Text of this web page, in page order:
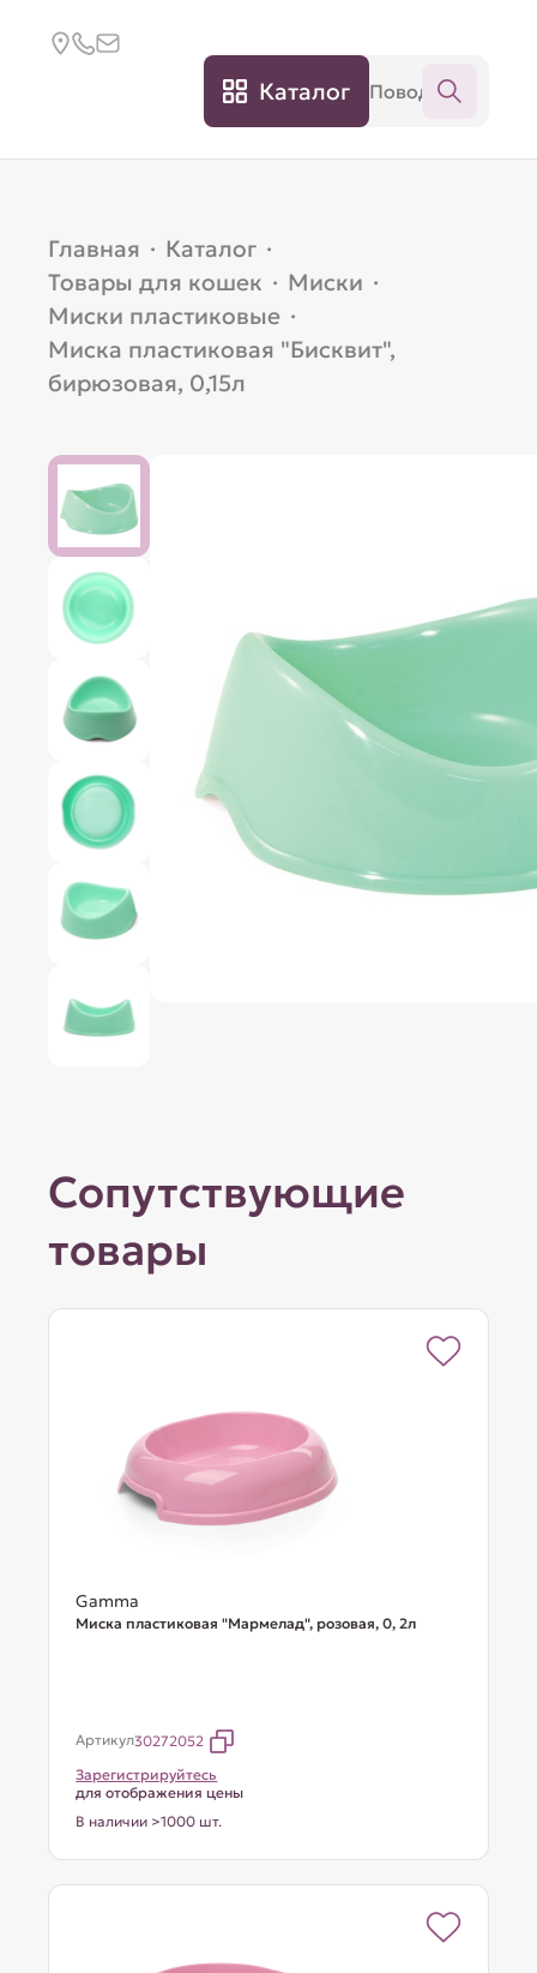
Каталог
Главная · Каталог ·
Товары для кошек · Миски ·
Миски пластиковые ·
Миска пластиковая "Бисквит",
бирюзовая, 0,15л
Сопутствующие
товары
Gamma
Миска пластиковая "Мармелад", розовая, 0, 2л
Артикул30272052
Зарегистрируйтесь
для отображения цены
В наличии >1000 шт.